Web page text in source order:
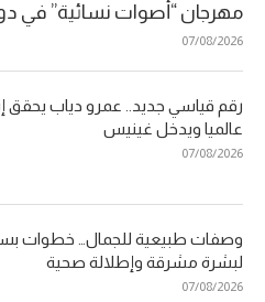
مهرجان “أصوات نسائية” في
07/08/2026
رقم قياسي جديد.. عمرو دياب يحقق
عالميا ويدخل غينيس
07/08/2026
وصفات طبيعية للجمال… خطوات
لبشرة مشرقة وإطلالة صحية
07/08/2026